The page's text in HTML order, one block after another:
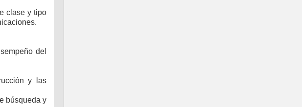
clase y tipo
del
y las
búsqueda y